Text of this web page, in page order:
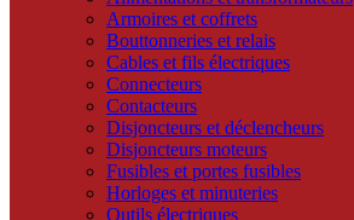
Armoires et coffrets
Bouttonneries et relais
Cables et fils électriques
Connecteurs
Contacteurs
Disjoncteurs et déclencheurs
Disjoncteurs moteurs
Fusibles et portes fusibles
Horloges et minuteries
Outils électriques